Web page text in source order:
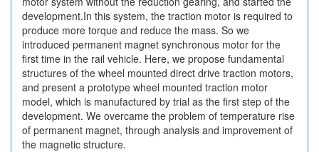
development.In this system, the traction motor is required to
produce more torque and reduce the mass. So we
introduced permanent magnet synchronous motor for the
first time in the rail vehicle. Here, we propose fundamental
structures of the wheel mounted direct drive traction motors,
and present a prototype wheel mounted traction motor
model, which is manufactured by trial as the first step of the
development. We overcame the problem of temperature rise
of permanent magnet, through analysis and improvement of
the magnetic structure.